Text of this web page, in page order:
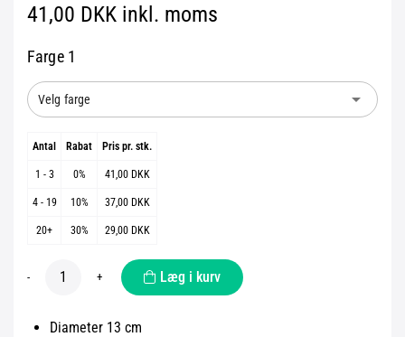
41,00 DKK inkl. moms
Farge 1
Velg farge arrow_drop_down
Antal Rabat Pris pr. stk.
1 - 3 0% 41,00 DKK
4 - 19 10% 37,00 DKK
20+ 30% 29,00 DKK
- + Læg i kurv
Diameter 13 cm